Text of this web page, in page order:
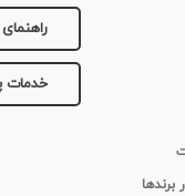
خدمات